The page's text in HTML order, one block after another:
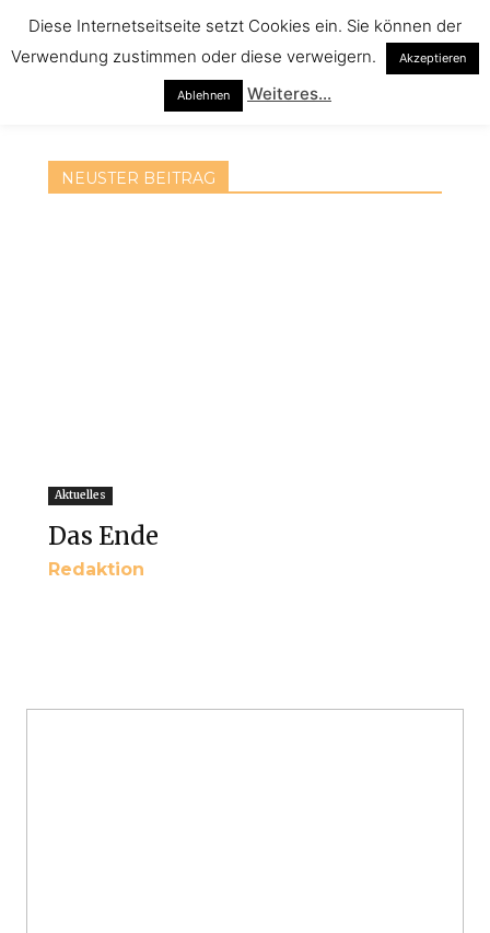
NEUSTER BEITRAG
Aktuelles
Das Ende
Redaktion
Diese Internetseitseite setzt Cookies ein. Sie können der
Verwendung zustimmen oder diese verweigern.
Akzeptieren
Ablehnen Weiteres...